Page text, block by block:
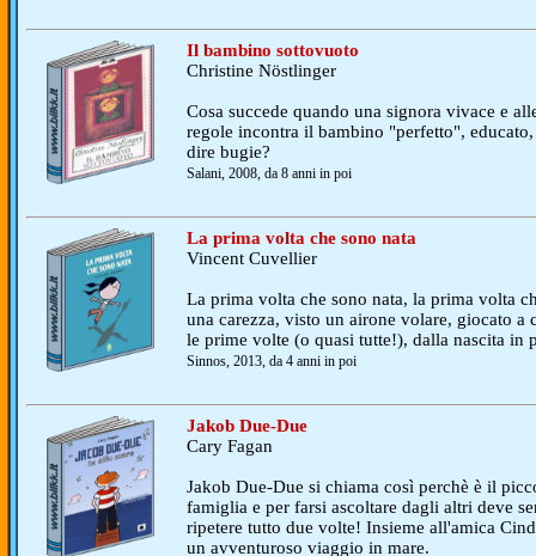
Il bambino sottovuoto
Christine Nöstlinger
Cosa succede quando una signora vivace e
regole incontra il bambino "perfetto",
dire bugie?
Salani, 2008, da 8 anni in poi
La prima volta che sono nata
Vincent Cuvellier
La prima volta che sono nata, la prima volta
una carezza, visto un airone volare, giocato a
le prime volte (o quasi tutte!), dalla nascita in
Sinnos, 2013, da 4 anni in poi
Jakob Due-Due
Cary Fagan
Jakob Due-Due si chiama così perchè è il
famiglia e per farsi ascoltare dagli altri deve
ripetere tutto due volte! Insieme all'amica
un avventuroso viaggio in mare.